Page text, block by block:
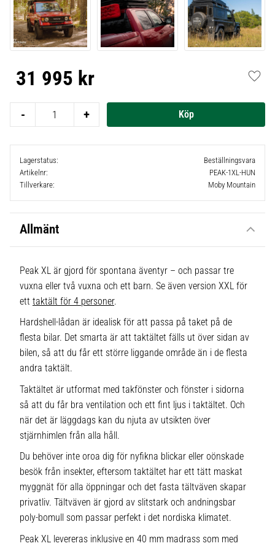
31 995 kr
+
-
Lagerstatus
Beställningsvara
Artikelnr
PEAK-1XL-HUN
Tillverkare
Moby Mountain
Allmänt
Peak XL är gjord för spontana äventyr – och passar tre
vuxna eller två vuxna och ett barn. Se även version XXL för
ett taktält för 4 personer.
Hardshell-lådan är idealisk för att passa på taket på de
flesta bilar. Det smarta är att taktältet fälls ut över sidan av
bilen, så att du får ett större liggande område än i de flesta
andra taktält.
Taktältet är utformat med takfönster och fönster i sidorna
så att du får bra ventilation och ett fint ljus i taktältet. Och
när det är läggdags kan du njuta av utsikten över
stjärnhimlen från alla håll.
Du behöver inte oroa dig för nyfikna blickar eller oönskade
besök från insekter, eftersom taktältet har ett tätt maskat
myggnät för alla öppningar och det fasta tältväven skapar
privatliv. Tältväven är gjord av slitstark och andningsbar
poly-bomull som passar perfekt i det nordiska klimatet.
Peak XL levereras inklusive en 40 mm madrass som med